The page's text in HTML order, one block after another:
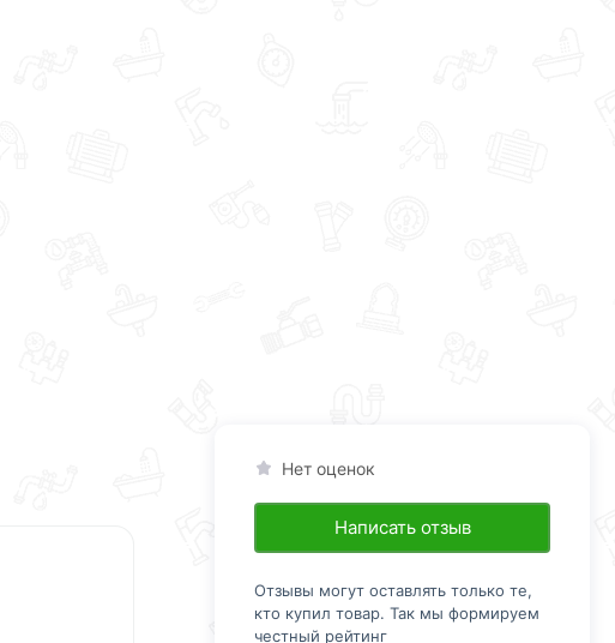
Нет оценок
Написать отзыв
Отзывы могут оставлять только те,
кто купил товар. Так мы формируем
честный рейтинг